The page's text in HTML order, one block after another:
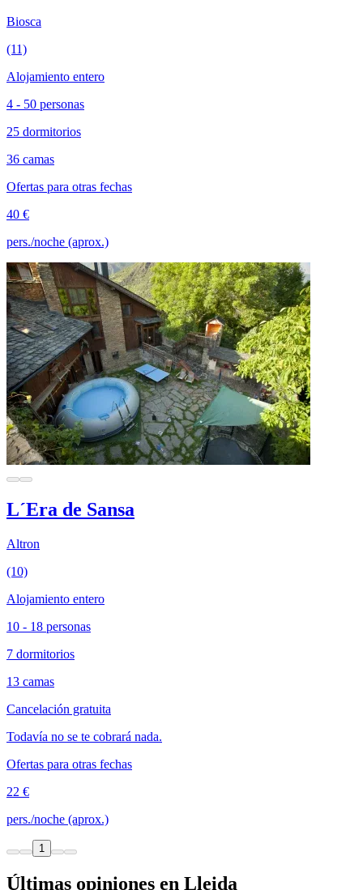
Biosca
(11)
Alojamiento entero
4 - 50 personas
25 dormitorios
36 camas
Ofertas para otras fechas
40 €
pers./noche (aprox.)
L´Era de Sansa
Altron
(10)
Alojamiento entero
10 - 18 personas
7 dormitorios
13 camas
Cancelación gratuita
Todavía no se te cobrará nada.
Ofertas para otras fechas
22 €
pers./noche (aprox.)
1
Últimas opiniones en Lleida